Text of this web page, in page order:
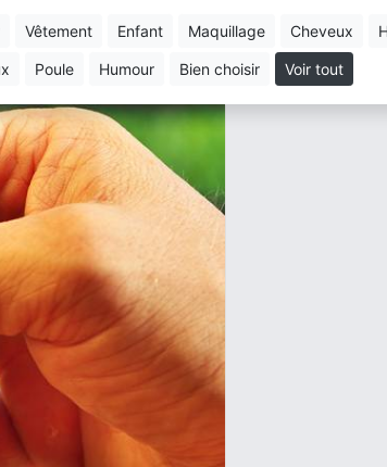
vêtement enfant maquillage cheveux
poule humour bien choisir Voir tout